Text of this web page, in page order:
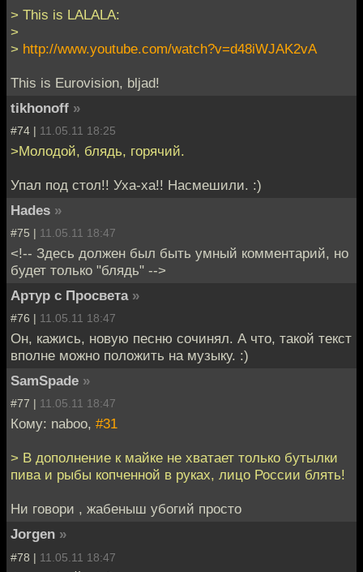
> This is LALALA:
>
> http://www.youtube.com/watch?v=d48iWJAK2vA
This is Eurovision, bljad!
tikhonoff »
#74 | 11.05.11 18:25
>Молодой, блядь, горячий.
Упал под стол!! Уха-ха!! Насмешили. :)
Hades »
#75 | 11.05.11 18:47
<!-- Здесь должен был быть умный комментарий, но
будет только "блядь" -->
Артур с Просвета »
#76 | 11.05.11 18:47
Он, кажись, новую песню сочинял. А что, такой текст
вполне можно положить на музыку. :)
SamSpade »
#77 | 11.05.11 18:47
Кому: naboo, #31
> В дополнение к майке не хватает только бутылки
пива и рыбы копченной в руках, лицо России блять!
Ни говори , жабеныш убогий просто
Jorgen »
#78 | 11.05.11 18:47